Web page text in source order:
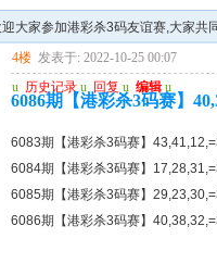
大家参加港彩杀3码友谊赛,大家共
4楼 发表于: 2022-10-25 00:07
u 历史记录 u 回复 u 编辑 u
6086期【港彩杀3码赛】
6083期【港彩杀3码赛】
6084期【港彩杀3码赛】
6085期【港彩杀3码赛】
6086期【港彩杀3码赛】